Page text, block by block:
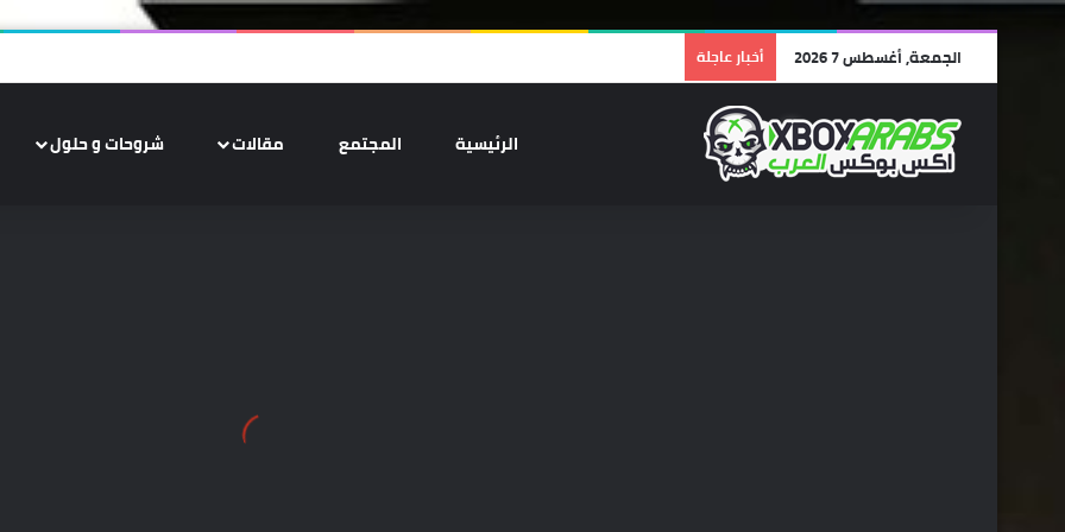
الجمعة, أغسطس 7 2026 أخبار عاجلة
الرئيسية المجتمع مقالات شروحات و حلول